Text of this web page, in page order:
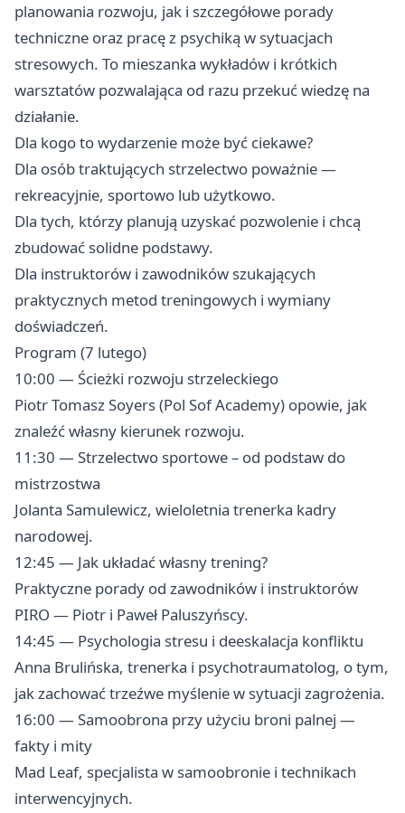
planowania rozwoju, jak i szczegółowe porady
techniczne oraz pracę z psychiką w sytuacjach
stresowych. To mieszanka wykładów i krótkich
warsztatów pozwalająca od razu przekuć wiedzę na
działanie.
Dla kogo to wydarzenie może być ciekawe?
Dla osób traktujących strzelectwo poważnie —
rekreacyjnie, sportowo lub użytkowo.
Dla tych, którzy planują uzyskać pozwolenie i chcą
zbudować solidne podstawy.
Dla instruktorów i zawodników szukających
praktycznych metod treningowych i wymiany
doświadczeń.
Program (7 lutego)
10:00 — Ścieżki rozwoju strzeleckiego
Piotr Tomasz Soyers (Pol Sof Academy) opowie, jak
znaleźć własny kierunek rozwoju.
11:30 — Strzelectwo sportowe – od podstaw do
mistrzostwa
Jolanta Samulewicz, wieloletnia trenerka kadry
narodowej.
12:45 — Jak układać własny trening?
Praktyczne porady od zawodników i instruktorów
PIRO — Piotr i Paweł Paluszyńscy.
14:45 — Psychologia stresu i deeskalacja konfliktu
Anna Brulińska, trenerka i psychotraumatolog, o tym,
jak zachować trzeźwe myślenie w sytuacji zagrożenia.
16:00 — Samoobrona przy użyciu broni palnej —
fakty i mity
Mad Leaf, specjalista w samoobronie i technikach
interwencyjnych.